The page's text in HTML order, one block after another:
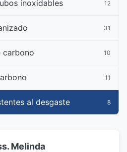
inoxidables 12
31
carbono 10
11
al desgaste 8
Melinda